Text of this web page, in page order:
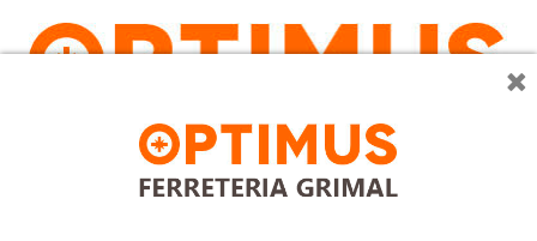
×